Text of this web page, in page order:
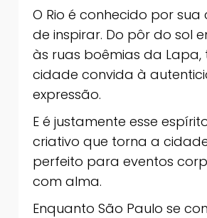
O Rio é conhecido por
de inspirar. Do pôr do sol
às ruas boêmias da Lapa,
cidade convida à
expressão.
E é justamente esse
criativo que torna a
perfeito para eventos
com alma.
Enquanto São Paulo se